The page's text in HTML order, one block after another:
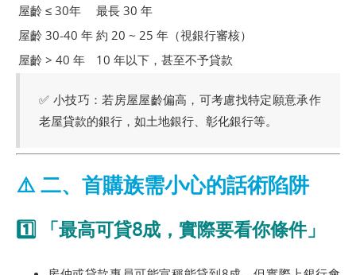
屋齡 ≤ 30年
最長 30 年
屋齡 30-40 年 約 20 ~ 25 年（視銀行審核）
屋齡 > 40 年
10 年以下，甚至不予貸款
✅ 小技巧：若房屋屋齡偏高，可考慮找特定願意承作
老屋貸款的銀行，如土地銀行、彰化銀行等。
⚠️ 二、首購族需小心的話術陷阱
1️⃣ 「最高可貸8成，實際要看你條件」